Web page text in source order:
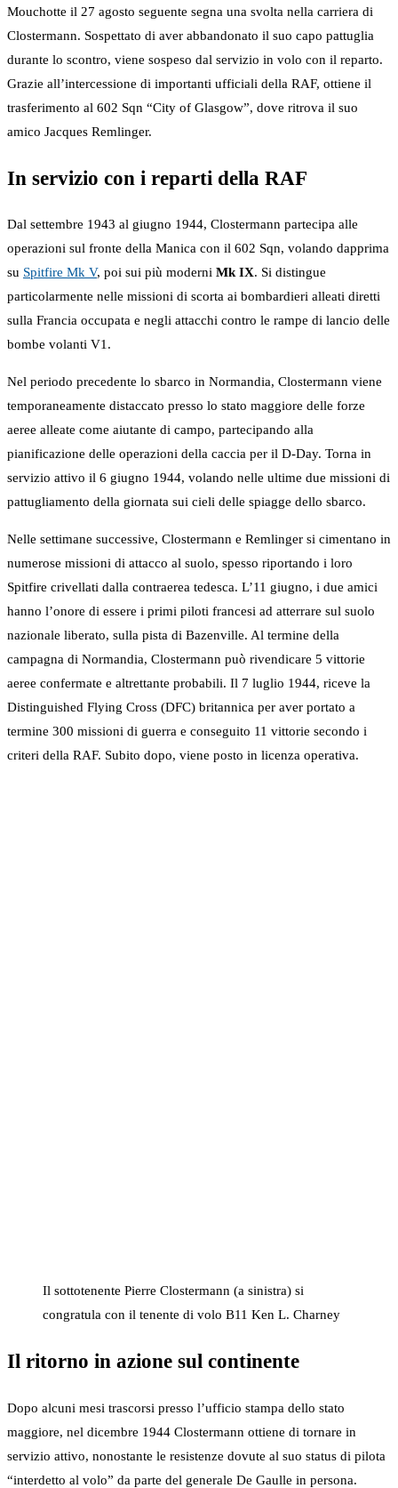
Mouchotte il 27 agosto seguente segna una svolta nella carriera di
Clostermann. Sospettato di aver abbandonato il suo capo pattuglia
durante lo scontro, viene sospeso dal servizio in volo con il reparto.
Grazie all’intercessione di importanti ufficiali della RAF, ottiene il
trasferimento al 602 Sqn “City of Glasgow”, dove ritrova il suo
amico Jacques Remlinger.
In servizio con i reparti della RAF
Dal settembre 1943 al giugno 1944, Clostermann partecipa alle
operazioni sul fronte della Manica con il 602 Sqn, volando dapprima
su Spitfire Mk V, poi sui più moderni Mk IX. Si distingue
particolarmente nelle missioni di scorta ai bombardieri alleati diretti
sulla Francia occupata e negli attacchi contro le rampe di lancio delle
bombe volanti V1.
Nel periodo precedente lo sbarco in Normandia, Clostermann viene
temporaneamente distaccato presso lo stato maggiore delle forze
aeree alleate come aiutante di campo, partecipando alla
pianificazione delle operazioni della caccia per il D-Day. Torna in
servizio attivo il 6 giugno 1944, volando nelle ultime due missioni di
pattugliamento della giornata sui cieli delle spiagge dello sbarco.
Nelle settimane successive, Clostermann e Remlinger si cimentano in
numerose missioni di attacco al suolo, spesso riportando i loro
Spitfire crivellati dalla contraerea tedesca. L’11 giugno, i due amici
hanno l’onore di essere i primi piloti francesi ad atterrare sul suolo
nazionale liberato, sulla pista di Bazenville. Al termine della
campagna di Normandia, Clostermann può rivendicare 5 vittorie
aeree confermate e altrettante probabili. Il 7 luglio 1944, riceve la
Distinguished Flying Cross (DFC) britannica per aver portato a
termine 300 missioni di guerra e conseguito 11 vittorie secondo i
criteri della RAF. Subito dopo, viene posto in licenza operativa.
Il sottotenente Pierre Clostermann (a sinistra) si
congratula con il tenente di volo B11 Ken L. Charney
Il ritorno in azione sul continente
Dopo alcuni mesi trascorsi presso l’ufficio stampa dello stato
maggiore, nel dicembre 1944 Clostermann ottiene di tornare in
servizio attivo, nonostante le resistenze dovute al suo status di pilota
“interdetto al volo” da parte del generale De Gaulle in persona.